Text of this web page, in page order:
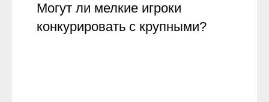
Могут ли мелкие игроки
конкурировать с крупными?